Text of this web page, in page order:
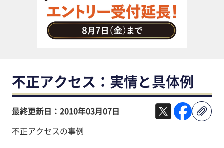
不正アクセス：実情と具体例
最終更新日：2010年03月07日
不正アクセスの事例